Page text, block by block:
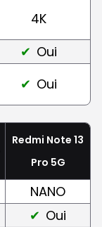
4K
Oui
Oui
Redmi Note 13
Pro 5G
NANO
Oui